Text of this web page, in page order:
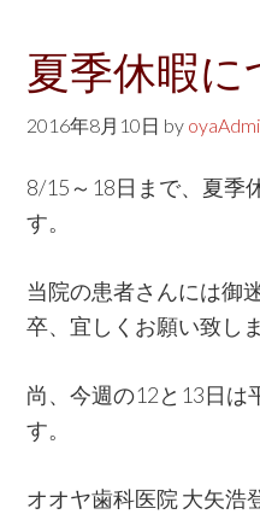
夏季休暇に
2016年8月10日 by
8/15～18日まで、夏季
す。
当院の患者さんには御
卒、宜しくお願い致しま
尚、今週の12と13日は
す。
オオヤ歯科医院 大矢浩